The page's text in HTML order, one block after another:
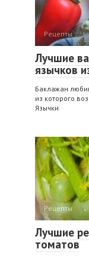
Рецепты
Лучшие
язычков
Баклажан
из которого
Язычки
Рецепты
Лучшие
томатов